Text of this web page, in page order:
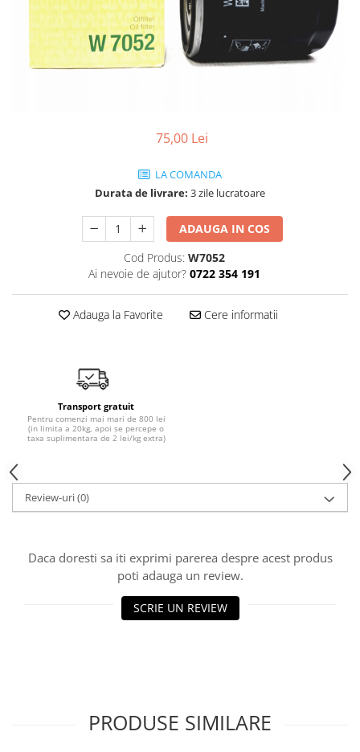
SHELL
USVO
75,00 Lei
LA COMANDA
Durata de livrare: 3 zile lucratoare
ADAUGA IN COS
Cod Produs: W7052
Ai nevoie de ajutor? 0722 354 191
Adauga la Favorite Cere informatii
Transport gratuit
Pentru comenzi mai mari de 800 lei
(in limita a 20kg, apoi se percepe o
taxa suplimentara de 2 lei/kg extra)
Review-uri(0)
Daca doresti sa iti exprimi parerea despre acest produs
poti adauga un review.
SCRIE UN REVIEW
PRODUSE SIMILARE